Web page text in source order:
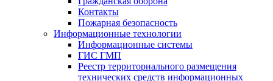
Контакты
Пожарная безопасность
Информационные технологии
Информационные системы
ГИС ГМП
Реестр территориального размещения
технических средств информационных